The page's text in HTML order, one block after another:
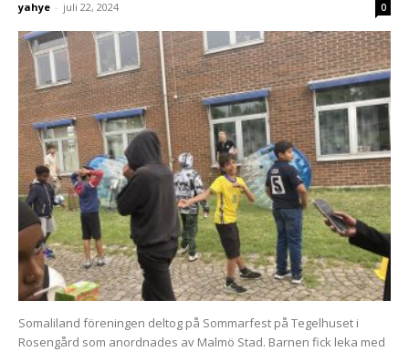
yahye - juli 22, 2024 0
Somaliland föreningen deltog på Sommarfest på Tegelhuset i
Rosengård som anordnades av Malmö Stad. Barnen fick leka med